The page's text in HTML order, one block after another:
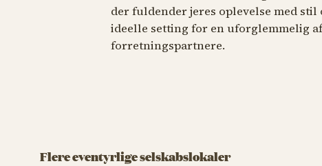
der fuldender jeres oplevelse med
ideelle setting for en uforglemmelig
forretningspartnere.
Flere eventyrlige selskabslokaler